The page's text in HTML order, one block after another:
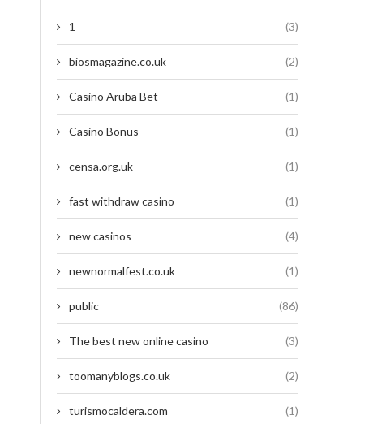
1 (3)
biosmagazine.co.uk (2)
Casino Aruba Bet (1)
Casino Bonus (1)
censa.org.uk (1)
fast withdraw casino (1)
new casinos (4)
newnormalfest.co.uk (1)
public (86)
The best new online casino (3)
toomanyblogs.co.uk (2)
turismocaldera.com (1)